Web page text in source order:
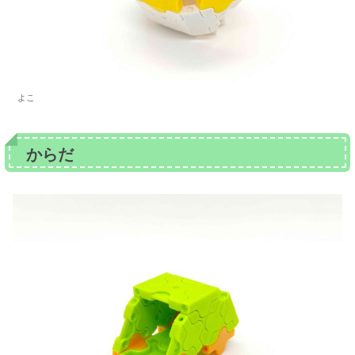
よこ
からだ